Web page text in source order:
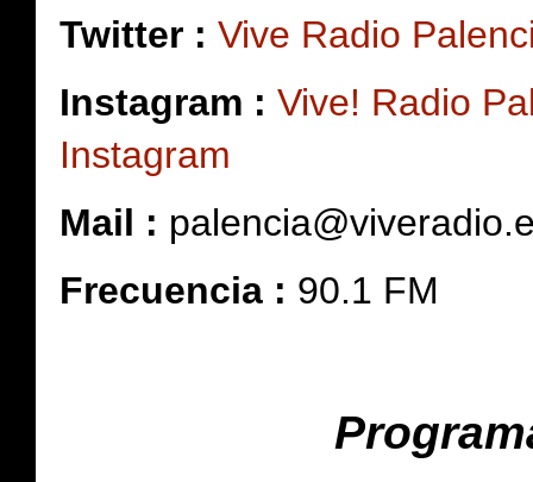
Twitter : Vive Radio
Instagram : Vive! Radio
Instagram
Mail :
Frecuencia : 90.1 FM